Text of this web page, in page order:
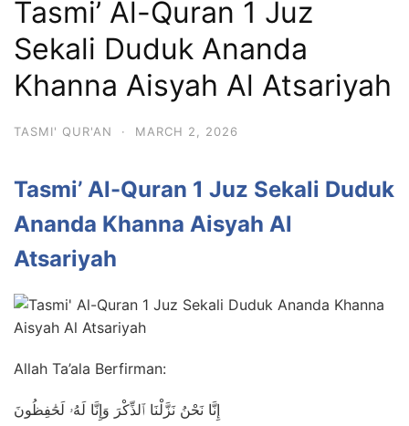
Tasmi’ Al-Quran 1 Juz
Sekali Duduk Ananda
Khanna Aisyah Al Atsariyah
TASMI' QUR'AN · MARCH 2, 2026
Tasmi’ Al-Quran 1 Juz Sekali Duduk
Ananda Khanna Aisyah Al
Atsariyah
Allah Ta’ala Berfirman:
إِنَّا نَحْنُ نَزَّلْنَا ٱلذِّكْرَ وَإِنَّا لَهُۥ لَحَٰفِظُونَ